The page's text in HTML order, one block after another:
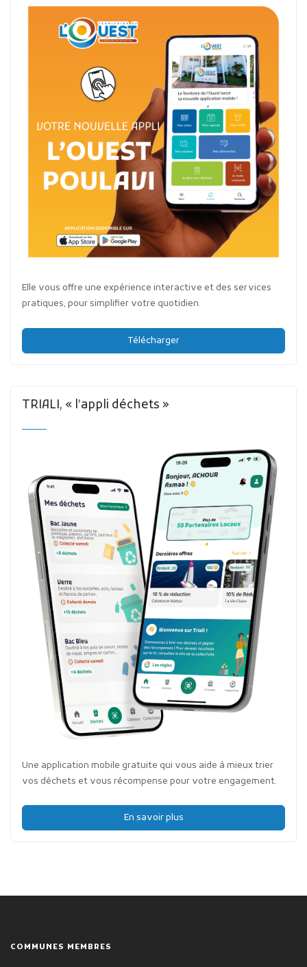
Elle vous offre une expérience interactive et des services
pratiques, pour simplifier votre quotidien.
Télécharger
TRIALI, « l’appli déchets »
Une application mobile gratuite qui vous aide à mieux trier
vos déchets et vous récompense pour votre engagement.
En savoir plus
COMMUNES MEMBRES